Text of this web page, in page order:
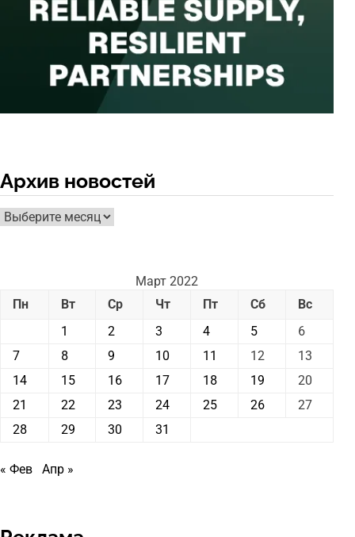
Архив новостей
Архив
новостей
Март 2022
Пн
Вт Ср Чт Пт Сб
Вс
1
2 3 4 5
6
7
8 9 10 11 12
13
14
15 16 17 18 19
20
21
22 23 24 25 26
27
28
29 30 31
« Фев Апр »